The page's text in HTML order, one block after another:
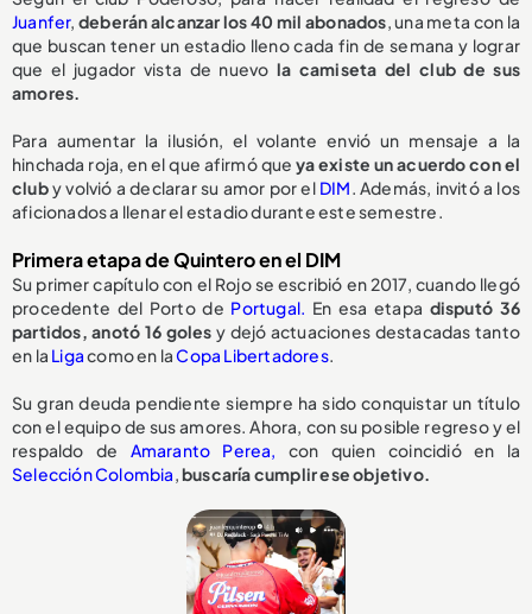
Juanfer,deberán alcanzar los 40 mil abonados, una meta con la
que buscan tener un estadio lleno cada fin de semana y lograr
que el jugador vista de nuevo la camiseta del club de sus
amores.
Para aumentar la ilusión, el volante envió un mensaje a la
hinchada roja, en el que afirmó que ya existe un acuerdo con el
cluby volvió a declarar su amor por el DIM. Además, invitó a los
aficionados a llenar el estadio durante este semestre.
Primera etapa de Quintero en el DIM
Su primer capítulo con el Rojo se escribió en 2017, cuando llegó
procedente del Porto de Portugal. En esa etapa disputó 36
partidos, anotó 16 goles y dejó actuaciones destacadas tanto
en la Ligacomo en laCopa Libertadores.
Su gran deuda pendiente siempre ha sido conquistar un título
con el equipo de sus amores. Ahora, con su posible regreso y el
respaldo de Amaranto Perea, con quien coincidió en la
Selección Colombia,buscaría cumplir ese objetivo.